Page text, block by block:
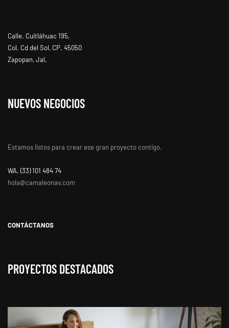
Calle. Cuitláhuac 195,
Col. Cd del Sol, CP. 45050
Zapopan, Jal.
NUEVOS NEGOCIOS
Estamos listos para crear ese gran proyecto contigo.
WA. ‭(33) 101 484 74
hola@camaleonav.com
CONTÁCTANOS
PROYECTOS DESTACADOS